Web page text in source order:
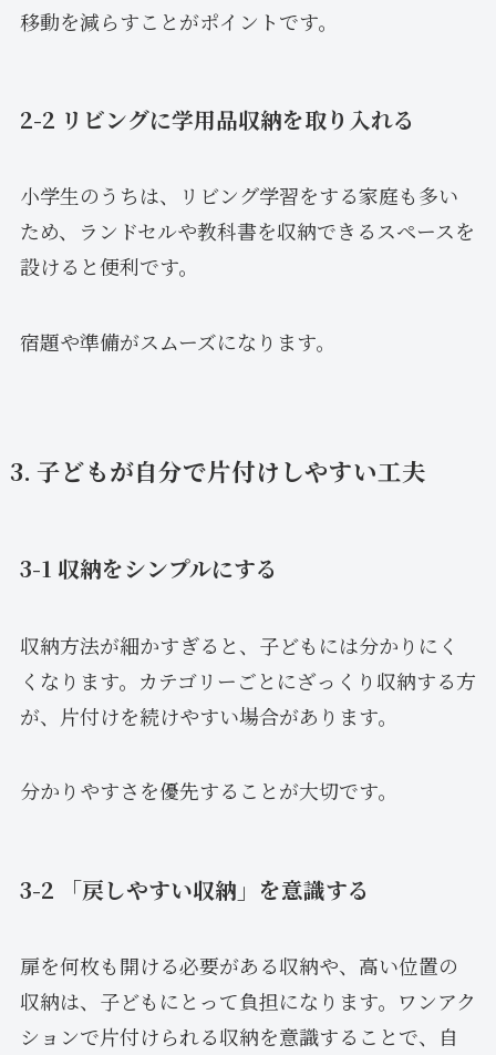
移動を減らすことがポイントです。
2-2 リビングに学用品収納を取り入れる
小学生のうちは、リビング学習をする家庭も多い
ため、ランドセルや教科書を収納できるスペースを
設けると便利です。
宿題や準備がスムーズになります。
3. 子どもが自分で片付けしやすい工夫
3-1 収納をシンプルにする
収納方法が細かすぎると、子どもには分かりにく
くなります。カテゴリーごとにざっくり収納する方
が、片付けを続けやすい場合があります。
分かりやすさを優先することが大切です。
3-2 「戻しやすい収納」を意識する
扉を何枚も開ける必要がある収納や、高い位置の
収納は、子どもにとって負担になります。ワンアク
ションで片付けられる収納を意識することで、自